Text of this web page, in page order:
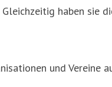
haben sie
und Vereine